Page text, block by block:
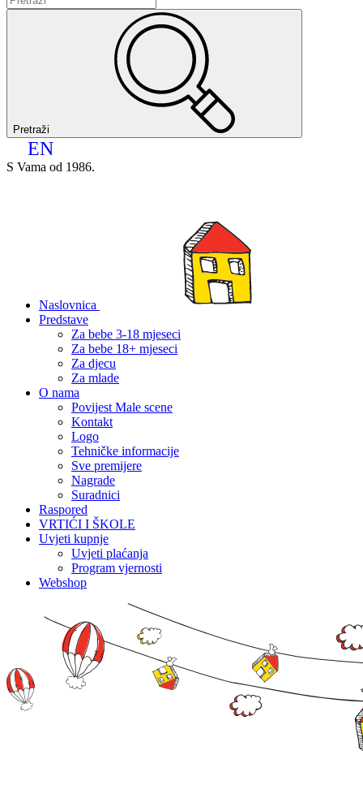
Pretraži
EN
S Vama od 1986.
Naslovnica
Predstave
Za bebe 3-18 mjeseci
Za bebe 18+ mjeseci
Za djecu
Za mlade
O nama
Povijest Male scene
Kontakt
Logo
Tehničke informacije
Sve premijere
Nagrade
Suradnici
Raspored
VRTIĆI I ŠKOLE
Uvjeti kupnje
Uvjeti plaćanja
Program vjernosti
Webshop